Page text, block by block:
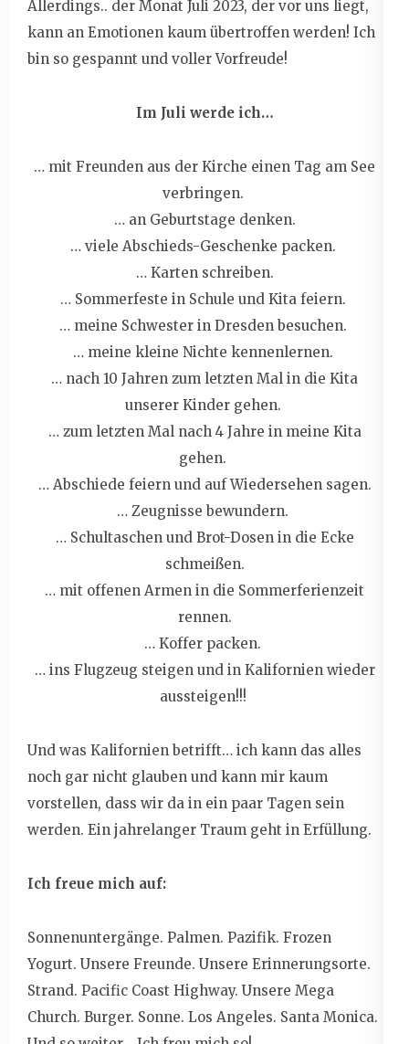
Allerdings.. der Monat Juli 2023, der vor uns liegt,
kann an Emotionen kaum übertroffen werden! Ich
bin so gespannt und voller Vorfreude!
Im Juli werde ich…
… mit Freunden aus der Kirche einen Tag am See
verbringen.
… an Geburtstage denken.
… viele Abschieds-Geschenke packen.
… Karten schreiben.
… Sommerfeste in Schule und Kita feiern.
… meine Schwester in Dresden besuchen.
… meine kleine Nichte kennenlernen.
… nach 10 Jahren zum letzten Mal in die Kita
unserer Kinder gehen.
… zum letzten Mal nach 4 Jahre in meine Kita
gehen.
… Abschiede feiern und auf Wiedersehen sagen.
… Zeugnisse bewundern.
… Schultaschen und Brot-Dosen in die Ecke
schmeißen.
… mit offenen Armen in die Sommerferienzeit
rennen.
… Koffer packen.
… ins Flugzeug steigen und in Kalifornien wieder
aussteigen!!!
Und was Kalifornien betrifft… ich kann das alles
noch gar nicht glauben und kann mir kaum
vorstellen, dass wir da in ein paar Tagen sein
werden. Ein jahrelanger Traum geht in Erfüllung.
Ich freue mich auf:
Sonnenuntergänge. Palmen. Pazifik. Frozen
Yogurt. Unsere Freunde. Unsere Erinnerungsorte.
Strand. Pacific Coast Highway. Unsere Mega
Church. Burger. Sonne. Los Angeles. Santa Monica.